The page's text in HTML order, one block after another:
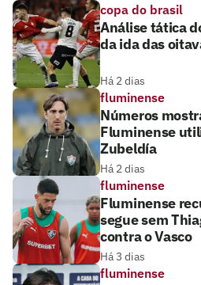
copa do brasil
Análise tática
da ida das
Há 2 dias
fluminense
Números
Fluminense
Zubeldía
Há 2 dias
fluminense
Fluminense
segue sem
contra o Vasco
Há 3 dias
fluminense